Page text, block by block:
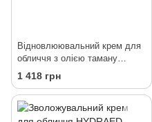
Відновлюювальний крем для
обличчя з олією таману
TAMANU OIL FACE CREAM
ED Cosmetics, 30 мл
1 418 грн